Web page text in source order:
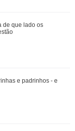
Sangalo, filho de
a noiva em
de que lado os
e padrinhos - e